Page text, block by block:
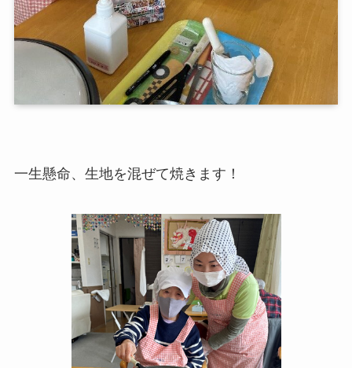
一生懸命、生地を混ぜて焼きます！